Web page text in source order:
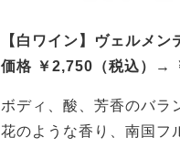
【白ワイン】ヴェルメ
価格 ￥2,750（税込）→
ボディ、酸、芳香のバラ
花のような香り、南国フ